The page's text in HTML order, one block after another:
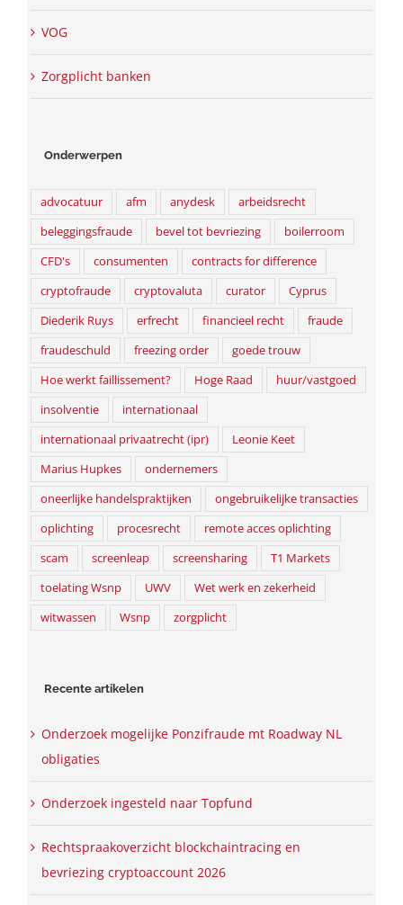
VOG
Zorgplicht banken
Onderwerpen
advocatuur afm anydesk
arbeidsrecht
beleggingsfraude
bevel tot bevriezing
boilerroom
CFD's
consumenten
contracts for difference
cryptofraude
cryptovaluta curator
Cyprus
Diederik Ruys
erfrecht financieel recht
fraude
fraudeschuld
freezing order
goede trouw
Hoe werkt faillissement?
Hoge Raad
huur/vastgoed
insolventie
internationaal
internationaal privaatrecht (ipr)
Leonie Keet
Marius Hupkes
ondernemers
oneerlijke handelspraktijken
ongebruikelijke transacties
oplichting
procesrecht
remote acces oplichting
scam
screenleap screensharing
T1 Markets
toelating Wsnp
UWV
Wet werk en zekerheid
witwassen
Wsnp zorgplicht
Recente artikelen
Onderzoek mogelijke Ponzifraude mt Roadway NL
obligaties
Onderzoek ingesteld naar Topfund
Rechtspraakoverzicht blockchaintracing en
bevriezing cryptoaccount 2026